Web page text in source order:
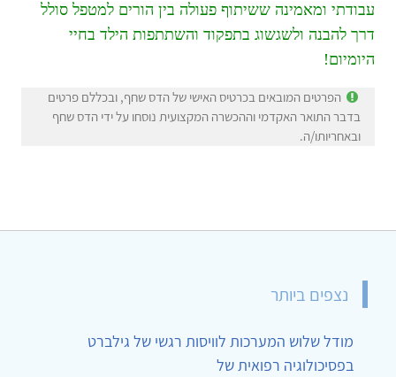
עבודתי ומאמינה ששיתוף פעולה בין הורים למטפל סולל
דרך להבנה ולשגשוג בתפקוד והשתתפות הילד בחיי
היומיום!
הפרטים המובאים בכרטיס האישי של הדס שחף, ובכללם פרטים
בדבר התואר האקדמי וההכשרה המקצועית נוסחו על ידי הדס שחף
ובאחריותו/ה.
נצפים ביותר
מודל שלוש המערכות לוויסות רגשי של גילברט
בפסיכולוגיה רפואית של